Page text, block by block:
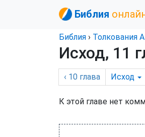
Библия
Библия › Толкования
Исход, 11
‹ 10 глава Исход
К этой главе нет